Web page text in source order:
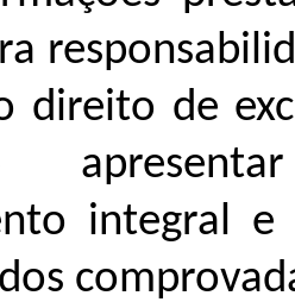
direito de
integral